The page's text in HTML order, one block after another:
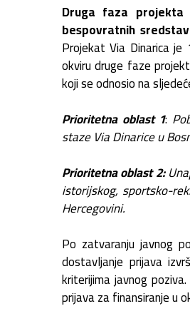
Druga faza projekta
bespovratnih
Projekat Via Dinarica
okviru druge faze
koji se odnosio na
Prioritetna oblast 1:
staze Via Dinarice u
Prioritetna oblast 2:
istorijskog, sportsko-
Hercegovini.
Po zatvaranju javnog
dostavljanje prijava
kriterijima javnog
prijava za finansiranje u